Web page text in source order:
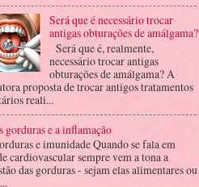
Será que é necessário trocar
antigas obturações de amálgama?
Será que é, realmente,
necessário trocar antigas
obturações de amálgama? A
proposta de trocar antigos tratamentos
reali...
gorduras e a inflamação
e imunidade Quando se fala em
cardiovascular sempre vem a tona a
das gorduras - sejam elas alimentares ou